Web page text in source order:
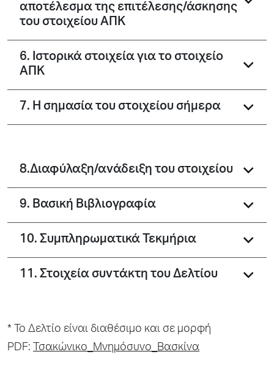
αποτέλεσμα της επιτέλεσης/άσκησης
του στοιχείου ΑΠΚ
6. Ιστορικά στοιχεία για το στοιχείο
ΑΠΚ
7. Η σημασία του στοιχείου σήμερα
8.Διαφύλαξη/ανάδειξη του στοιχείου
9. Βασική Βιβλιογραφία
10. Συμπληρωματικά Τεκμήρια
11. Στοιχεία συντάκτη του Δελτίου
* To Δελτίο είναι διαθέσιμο και σε μορφή
PDF: Τσακώνικο_Μνημόσυνο_Βασκίνα